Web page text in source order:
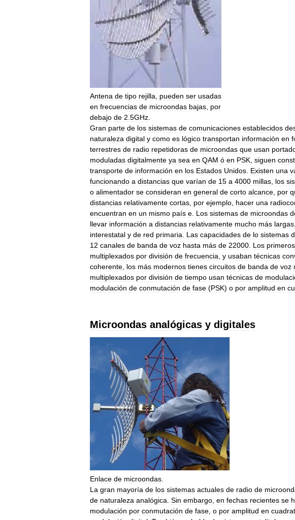
Antena de tipo rejilla pueden ser usadas
en frecuencias de microondas bajas por
debajo de 2 5GHz
Gran parte de los sistemas de comunicaciones establecidos
naturaleza digital y como es lógico transportan información en
terrestres de radio repetidoras de microondas que usan
moduladas digitalmente ya sea en QAM ó en PSK siguen
transporte de información en los Estados Unidos Existen una
funcionando a distancias que varían de 15 a 4000 millas los
o alimentador se consideran en general de corto alcance por
distancias relativamente cortas por ejemplo hacer una
encuentran en un mismo país e Los sistemas de microondas
llevar información a distancias relativamente mucho más largas
interestatal y de red primaria Las capacidades de lo sistemas
12 canales de banda de voz hasta más de 22000 Los primeros
multiplexados por división de frecuencia y usaban técnicas
coherente los más modernos tienes circuitos de banda de voz
multiplexados por división de tiempo usan técnicas de
modulación de conmutación de fase (PSK) o por amplitud en
Microondas analógicas y digitales
Enlace de microondas
La gran mayoría de los sistemas actuales de radio de
de naturaleza analógica Sin embargo en fechas recientes se
modulación por conmutación de fase o por amplitud en